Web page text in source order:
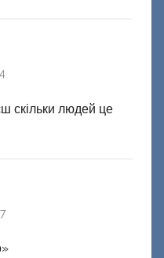
скільки людей це